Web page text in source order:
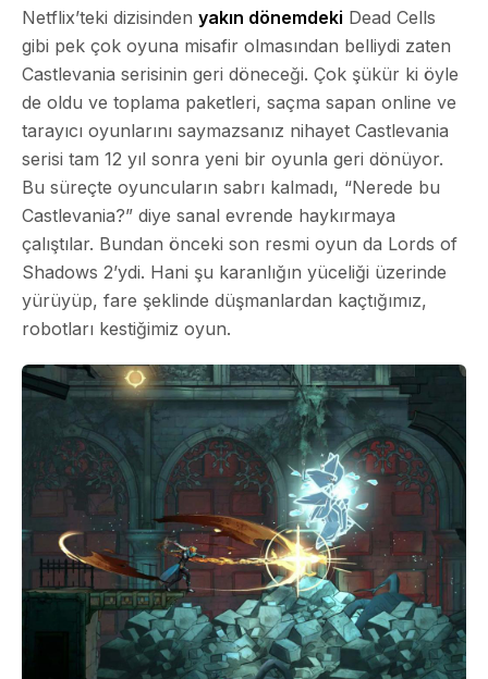
Netflix’teki dizisinden yakın dönemdeki Dead Cells
gibi pek çok oyuna misafir olmasından belliydi zaten
Castlevania serisinin geri döneceği. Çok şükür ki öyle
de oldu ve toplama paketleri, saçma sapan online ve
tarayıcı oyunlarını saymazsanız nihayet Castlevania
serisi tam 12 yıl sonra yeni bir oyunla geri dönüyor.
Bu süreçte oyuncuların sabrı kalmadı, “Nerede bu
Castlevania?” diye sanal evrende haykırmaya
çalıştılar. Bundan önceki son resmi oyun da Lords of
Shadows 2’ydi. Hani şu karanlığın yüceliği üzerinde
yürüyüp, fare şeklinde düşmanlardan kaçtığımız,
robotları kestiğimiz oyun.